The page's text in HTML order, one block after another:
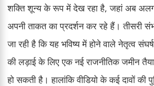
शक्ति शून्य के रूप में देख रहा है, जहां अब
अपनी ताकत का प्रदर्शन कर रहे हैं। तीसरी
जा रही है कि यह भविष्य में होने वाले नेतृत्व
की लड़ाई के लिए एक नई राजनीतिक जमीन
हो सकती है। हालांकि वीडियो के कई दावों की